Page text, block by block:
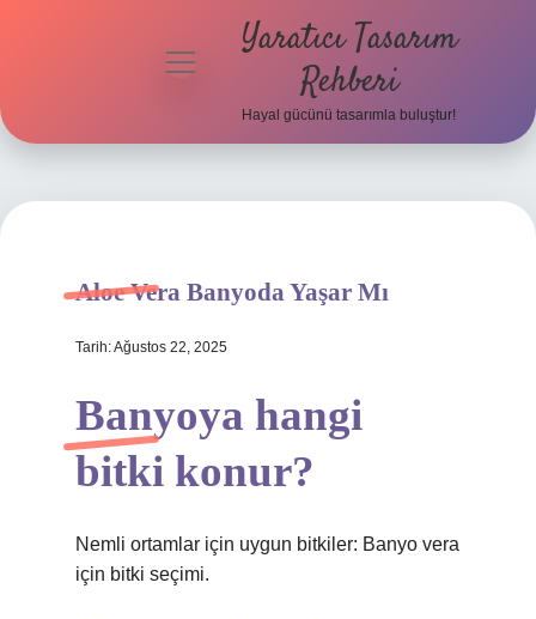
Hakkımızda
menüyü
Yaratıcı Tasarım
Rehberi
Hayal gücünü tasarımla buluştur!
Aloe Vera Banyoda Yaşar Mı
Tarih: Ağustos 22, 2025
Banyoya hangi
bitki konur?
Nemli ortamlar için uygun bitkiler: Banyo vera
için bitki seçimi.